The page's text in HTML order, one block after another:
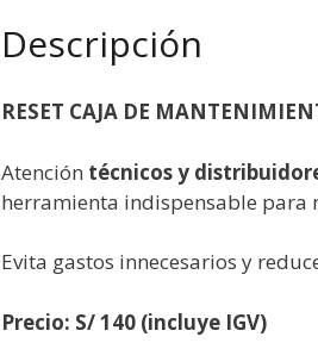
Descripción
RESET CAJA DE
Atención técnicos y
herramienta indispensable para
Evita gastos innecesarios y
Precio: S/ 140 (incluye IGV)